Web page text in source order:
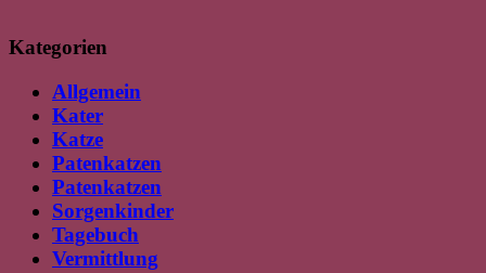
Kategorien
Allgemein
Kater
Katze
Patenkatzen
Patenkatzen
Sorgenkinder
Tagebuch
Vermittlung